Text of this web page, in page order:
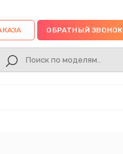
ОБРАТНЫЙ ЗВОНОК